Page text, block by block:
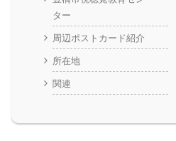
ター
周辺ポストカード紹介
所在地
関連